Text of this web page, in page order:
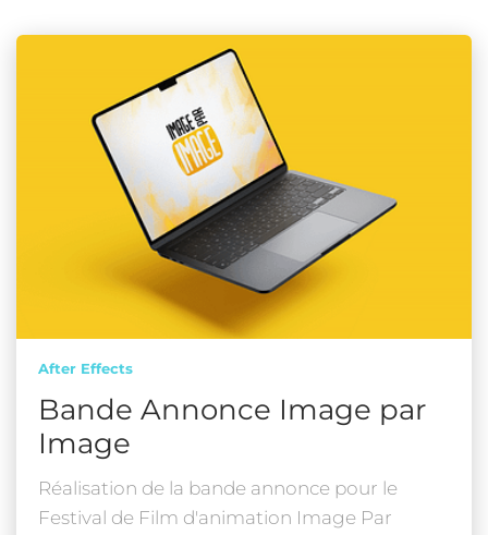
After Effects
Bande Annonce Image par
Image
Réalisation de la bande annonce pour le
Festival de Film d'animation Image Par